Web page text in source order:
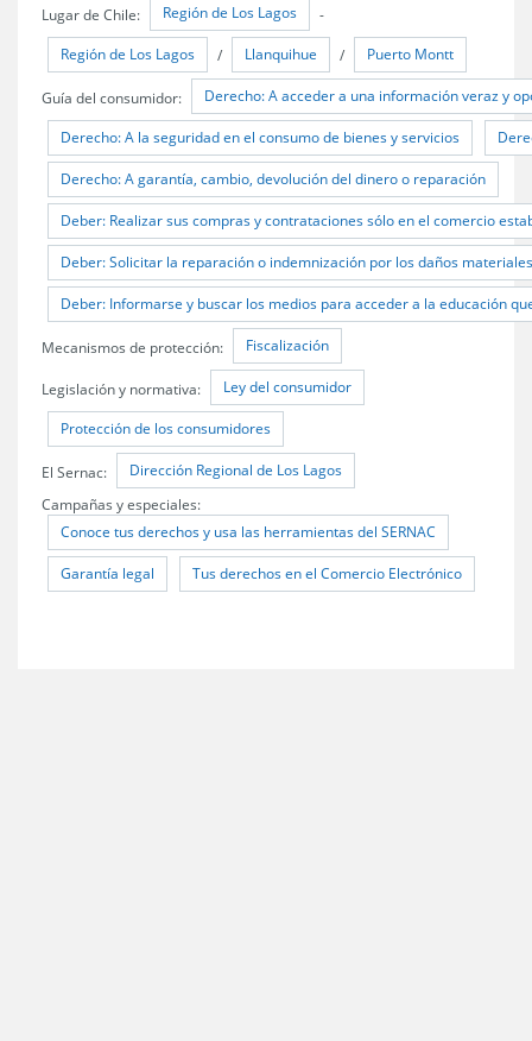
Lugar de Chile: Región de Los Lagos -
Región de Los Lagos / Llanquihue / Puerto Montt
Guía del consumidor: Derecho: A acceder a una información veraz y
Derecho: A la seguridad en el consumo de bienes y servicios
Derecho: A garantía, cambio, devolución del dinero o reparación
Deber: Realizar sus compras y contrataciones sólo en el comercio
Deber: Solicitar la reparación o indemnización por los daños
Deber: Informarse y buscar los medios para acceder a la educación
Mecanismos de protección: Fiscalización
Legislación y normativa: Ley del consumidor
Protección de los consumidores
El Sernac: Dirección Regional de Los Lagos
Campañas y especiales:
Conoce tus derechos y usa las herramientas del SERNAC
Garantía legal Tus derechos en el Comercio Electrónico